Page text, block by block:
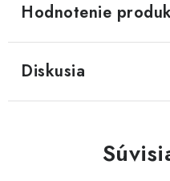
Hodnotenie
Diskusia